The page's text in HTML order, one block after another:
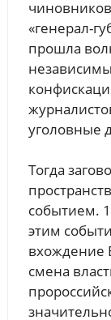
«генерал-
прошла
уголовные
Тогда
событием.
этим
вхождение
смена